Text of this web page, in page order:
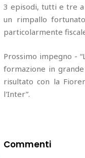
3 episodi, tutti e tre a
un rimpallo
particolarmente
Prossimo impegno -
formazione in
risultato con la
l'Inter”.
Commenti